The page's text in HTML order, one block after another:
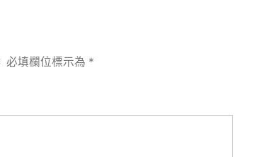
必填欄位標示為 *